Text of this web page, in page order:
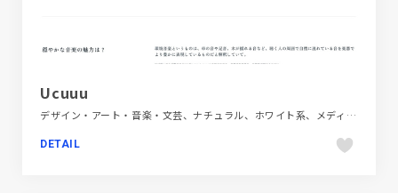
Ucuuu
デザイン・アート・音楽・文芸、ナチュラル、ホワイト系、メディアサイト、大きめ写真
DETAIL